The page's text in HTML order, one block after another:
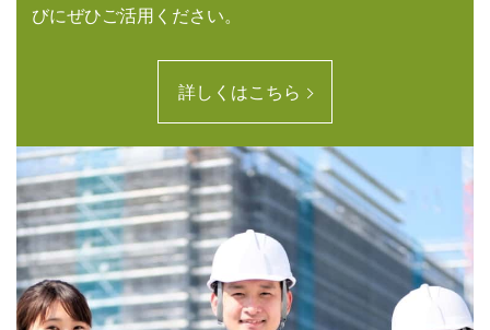
びにぜひご活用ください。
詳しくはこちら